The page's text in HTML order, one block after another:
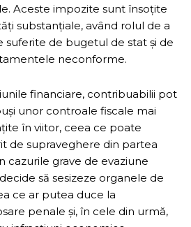
Aceste impozite sunt însoțite
substanțiale, având rolul de a
suferite de bugetul de stat și de
neconforme.
financiare, contribuabilii pot
unor controale fiscale mai
în viitor, ceea ce poate
de supraveghere din partea
cazurile grave de evaziune
să sesizeze organele de
ce ar putea duce la
penale și, în cele din urmă,